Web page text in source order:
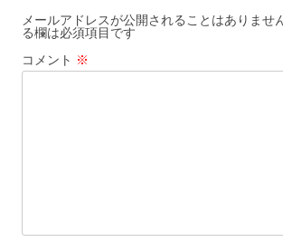
ー
シ
ョ
メールアドレスが公開されることはありませ
る欄は必須項目です
コメント ※